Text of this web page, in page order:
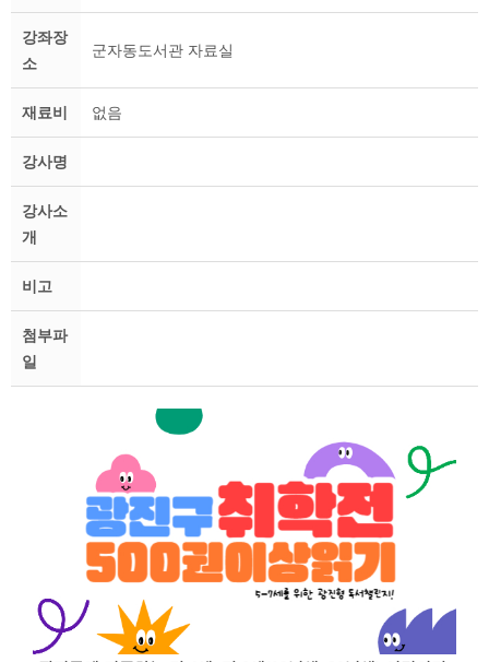
강좌장
소
군자동도서관 자료실
재료비 없음
강사명
강사소
개
비고
첨부파
일